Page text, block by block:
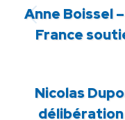
Anne Boissel
France
Nicolas
délibération